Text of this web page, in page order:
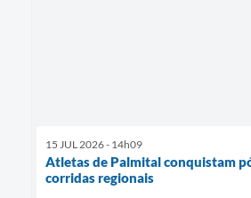
15 JUL 2026 - 14h09
Atletas de Palmital conquistam
corridas regionais